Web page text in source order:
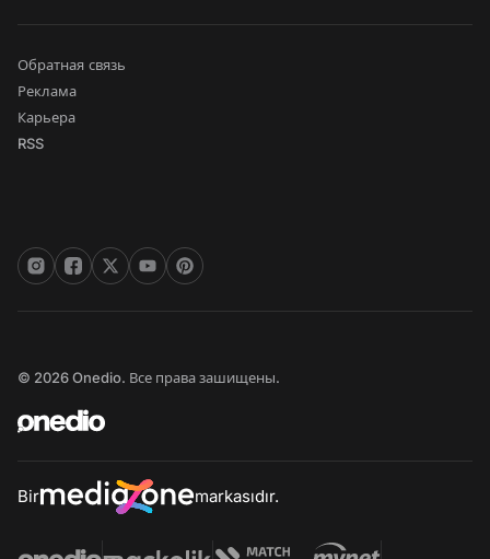
Обратная связь
Реклама
Карьера
RSS
© 2026 Onedio. Все права зашищены.
Bir markasıdır.